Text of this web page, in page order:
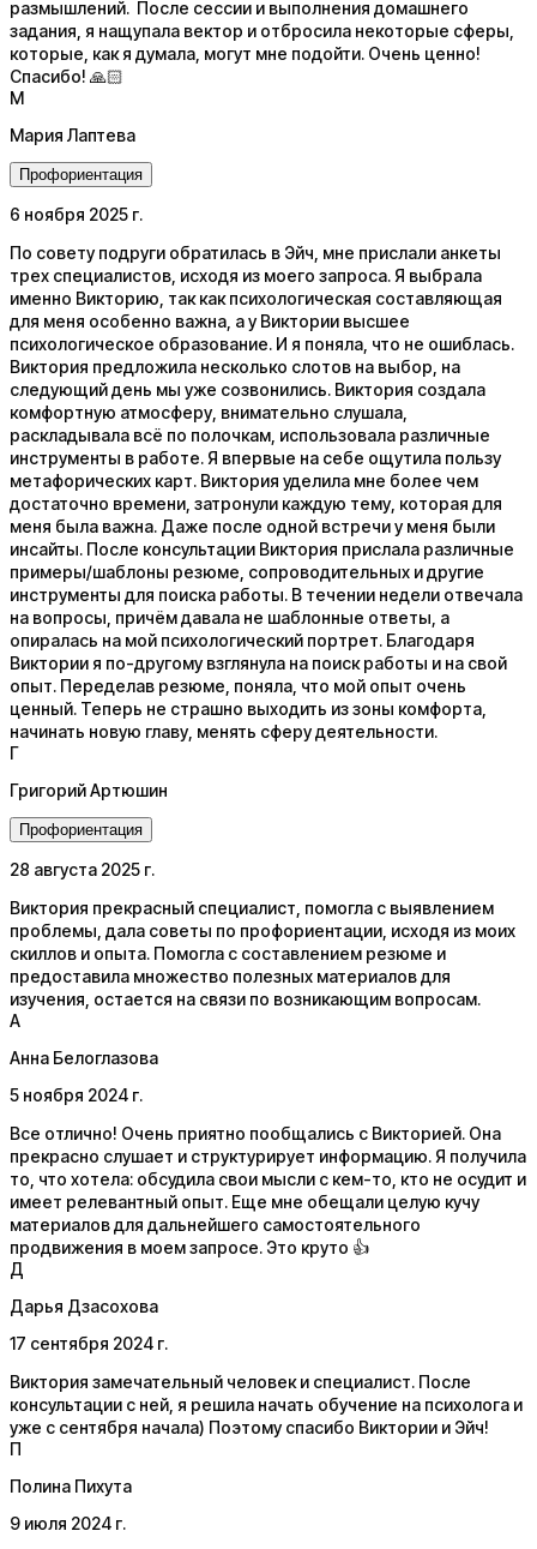
размышлений. После сессии и выполнения домашнего
задания, я нащупала вектор и отбросила некоторые сферы,
которые, как я думала, могут мне подойти. Очень ценно!
Спасибо! 🙏🏻
М
Мария Лаптева
Профориентация
6 ноября 2025 г.
По совету подруги обратилась в Эйч, мне прислали анкеты
трех специалистов, исходя из моего запроса. Я выбрала
именно Викторию, так как психологическая составляющая
для меня особенно важна, а у Виктории высшее
психологическое образование. И я поняла, что не ошиблась.
Виктория предложила несколько слотов на выбор, на
следующий день мы уже созвонились. Виктория создала
комфортную атмосферу, внимательно слушала,
раскладывала всё по полочкам, использовала различные
инструменты в работе. Я впервые на себе ощутила пользу
метафорических карт. Виктория уделила мне более чем
достаточно времени, затронули каждую тему, которая для
меня была важна. Даже после одной встречи у меня были
инсайты. После консультации Виктория прислала различные
примеры/шаблоны резюме, сопроводительных и другие
инструменты для поиска работы. В течении недели отвечала
на вопросы, причём давала не шаблонные ответы, а
опиралась на мой психологический портрет. Благодаря
Виктории я по-другому взглянула на поиск работы и на свой
опыт. Переделав резюме, поняла, что мой опыт очень
ценный. Теперь не страшно выходить из зоны комфорта,
начинать новую главу, менять сферу деятельности.
Г
Григорий Артюшин
Профориентация
28 августа 2025 г.
Виктория прекрасный специалист, помогла с выявлением
проблемы, дала советы по профориентации, исходя из моих
скиллов и опыта. Помогла с составлением резюме и
предоставила множество полезных материалов для
изучения, остается на связи по возникающим вопросам.
А
Анна Белоглазова
5 ноября 2024 г.
Все отлично! Очень приятно пообщались с Викторией. Она
прекрасно слушает и структурирует информацию. Я получила
то, что хотела: обсудила свои мысли с кем-то, кто не осудит и
имеет релевантный опыт. Еще мне обещали целую кучу
материалов для дальнейшего самостоятельного
продвижения в моем запросе. Это круто 👍
Д
Дарья Дзасохова
17 сентября 2024 г.
Виктория замечательный человек и специалист. После
консультации с ней, я решила начать обучение на психолога и
уже с сентября начала) Поэтому спасибо Виктории и Эйч!
П
Полина Пихута
9 июля 2024 г.